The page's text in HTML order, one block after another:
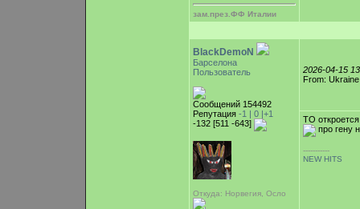
зам.през.ФФ Италии
BlackDemoN
Барселона
Пользователь
Сообщений 154492
Репутация -1 | 0 |+1
-132 [511 -643]
Откуда: Норвегия, Осло
2026-04-15
From: Ukraine
ТО
про гену
-----------
NEW HITS